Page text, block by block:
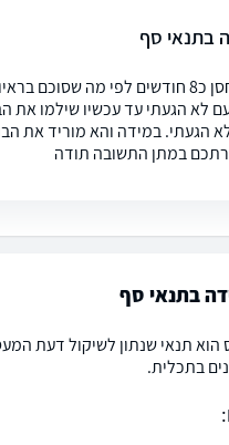
בתנאי סף
במתן התשובה תודה
בתנאי סף
בתכלית.